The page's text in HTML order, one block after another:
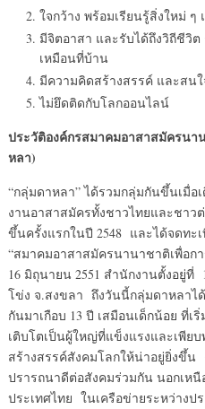
ใจกว้าง พร้อมเรียนรู้สิ่งใหม่
มีจิตอาสา และรับได้ถึงวิถีชีวิ
เหมือนที่บ้าน
มีความคิดสร้างสรรค์ และสนใ
ไม่ยึดติดกับโลกออนไลน์
ประวัติองค์กรสมาคมอาสาสมัครน
หลา)
“กลุ่มดาหลา” ได้รวมกลุ่มกันขึ้นเมื่อ
งานอาสาสมัครทั้งชาวไทยและชาว
ขึ้นครั้งแรกในปี 2548 และได้จดทะ
“สมาคมอาสาสมัครนานาชาติเพื่อ
16 มิถุนายน 2551 สำนักงานตั้งอยู่ที่
โข่ง จ.สงขลา ถึงวันนี้กลุ่มดาหลาไ
กันมาเกือบ 13 ปี เสมือนเด็กน้อย ที่
เติบโตเป็นผู้ใหญ่ที่แข็งแรงและเพีย
สร้างสรรค์สังคมโลกให้น่าอยู่ยิ่งขึ้
ปรารถนาดีต่อสังคมร่วมกัน นอกเห
ประเทศไทย ในเครือข่ายระหว่าง